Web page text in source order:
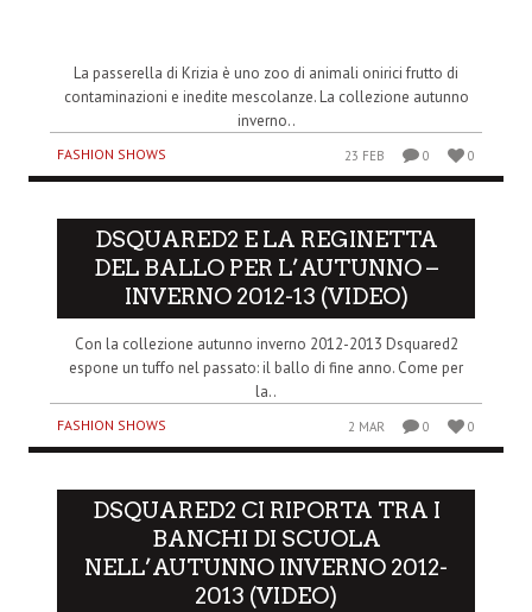
La passerella di Krizia è uno zoo di animali onirici frutto di
contaminazioni e inedite mescolanze. La collezione autunno
inverno..
FASHION SHOWS 23 FEB 0 0
DSQUARED2 E LA REGINETTA
DEL BALLO PER L’AUTUNNO –
INVERNO 2012-13 (VIDEO)
Con la collezione autunno inverno 2012-2013 Dsquared2
espone un tuffo nel passato: il ballo di fine anno. Come per
la..
FASHION SHOWS 2 MAR 0 0
DSQUARED2 CI RIPORTA TRA I
BANCHI DI SCUOLA
NELL’AUTUNNO INVERNO 2012-
2013 (VIDEO)